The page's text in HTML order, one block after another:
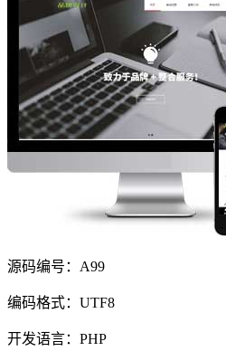
源码编号：A99
编码格式：UTF8
开发语言：PHP